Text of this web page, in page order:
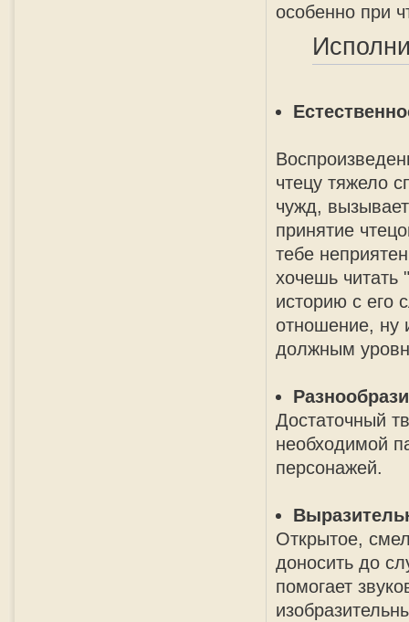
особенно при
чтецу тяжело
чужд,
принятие
тебе
хочешь читать
историю с его
отношение, ну
должным
Достаточный
необходимой
персонажей.
Открытое,
доносить до
помогает